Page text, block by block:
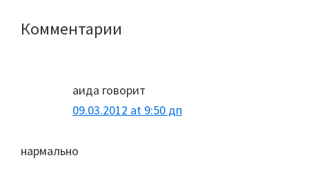
Reader
Комментарии
аида говорит
09.03.2012 at 9:50 дп
нармально